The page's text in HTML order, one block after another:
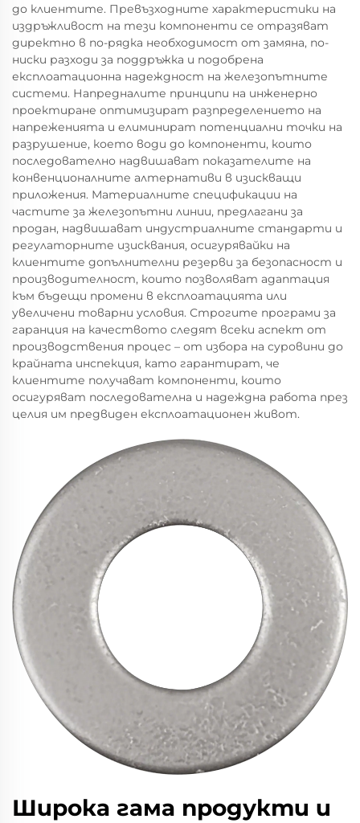
до клиентите. Превъзходните характеристики на
издръжливост на тези компоненти се отразяват
директно в по-рядка необходимост от замяна, по-
ниски разходи за поддръжка и подобрена
експлоатационна надеждност на железопътните
системи. Напредналите принципи на инженерно
проектиране оптимизират разпределението на
напреженията и елиминират потенциални точки на
разрушение, което води до компоненти, които
последователно надвишават показателите на
конвенционалните алтернативи в изискващи
приложения. Материалните спецификации на
частите за железопътни линии, предлагани за
продан, надвишават индустриалните стандарти и
регулаторните изисквания, осигурявайки на
клиентите допълнителни резерви за безопасност и
производителност, които позволяват адаптация
към бъдещи промени в експлоатацията или
увеличени товарни условия. Строгите програми за
гаранция на качеството следят всеки аспект от
производствения процес – от избора на суровини до
крайната инспекция, като гарантират, че
клиентите получават компоненти, които
осигуряват последователна и надеждна работа през
целия им предвиден експлоатационен живот.
Широка гама продукти и